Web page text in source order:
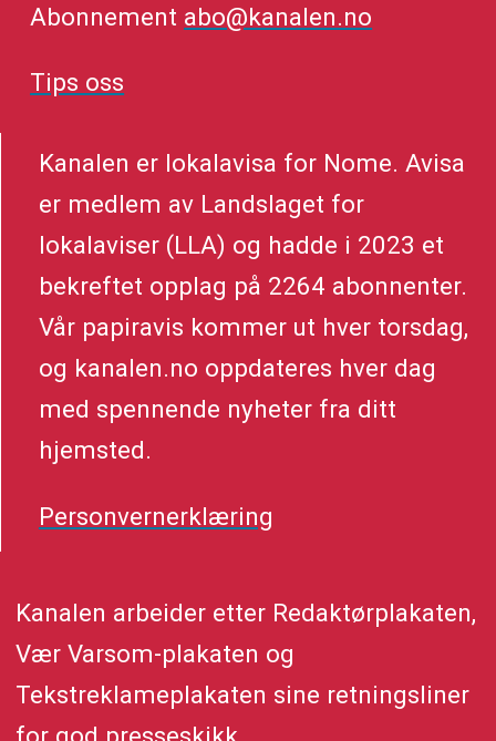
Abonnement abo@kanalen.no
Tips oss
Kanalen er lokalavisa for Nome. Avisa
er medlem av Landslaget for
lokalaviser (LLA) og hadde i 2023 et
bekreftet opplag på 2264 abonnenter.
Vår papiravis kommer ut hver torsdag,
og kanalen.no oppdateres hver dag
med spennende nyheter fra ditt
hjemsted.
Personvernerklæring
Kanalen arbeider etter Redaktørplakaten,
Vær Varsom-plakaten og
Tekstreklameplakaten sine retningsliner
for god presseskikk.